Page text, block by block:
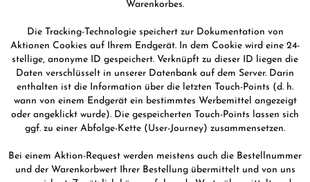
Warenkorbes.
Die Tracking-Technologie speichert zur Dokumentation von
Aktionen Cookies auf Ihrem Endgerät. In dem Cookie wird eine 24-
stellige, anonyme ID gespeichert. Verknüpft zu dieser ID liegen die
Daten verschlüsselt in unserer Datenbank auf dem Server. Darin
enthalten ist die Information über die letzten Touch-Points (d. h.
wann von einem Endgerät ein bestimmtes Werbemittel angezeigt
oder angeklickt wurde). Die gespeicherten Touch-Points lassen sich
ggf. zu einer Abfolge-Kette (User-Journey) zusammensetzen.
Bei einem Aktion-Request werden meistens auch die Bestellnummer
und der Warenkorbwert Ihrer Bestellung übermittelt und von uns